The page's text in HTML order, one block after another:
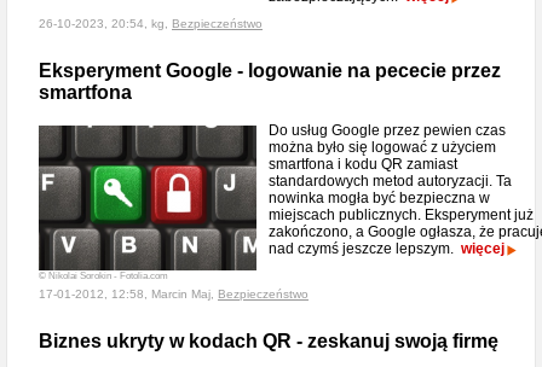
26-10-2023, 20:54, kg, Bezpieczeństwo
Eksperyment Google - logowanie na pececie przez
smartfona
© Nikolai Sorokin - Fotolia.com
Do usług Google przez pewien czas
można było się logować z użyciem
smartfona i kodu QR zamiast
standardowych metod autoryzacji. Ta
nowinka mogła być bezpieczna w
miejscach publicznych. Eksperyment już
zakończono, a Google ogłasza, że
nad czymś jeszcze lepszym. więcej
17-01-2012, 12:58, Marcin Maj, Bezpieczeństwo
Biznes ukryty w kodach QR - zeskanuj swoją firmę